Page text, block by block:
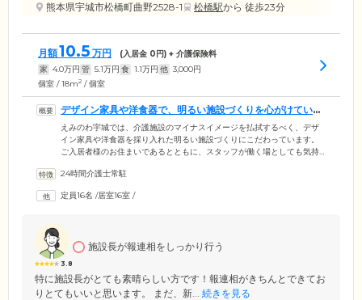
熊本県宇城市松橋町曲野2528-1
松橋駅から 徒歩23分
月額10.5 万円 (入居金 0円) + 介護保険料
家 4.0万円 管 5.1万円 食 1.1万円 他 3,000円
個室 / 18m2 / 個室
デザイン家具や洋食器で、明るい施設づくりを心がけていま
す
えみのわ宇城では、介護施設のマイナスイメージを払拭するべく、デザ
イン家具や洋食器を採り入れた明るい施設づくりにこだわっています。
ご入居者様のお住まいであるとともに、スタッフが働く場としても気持
施設の形」を生み出すことに努めています。介護スタッフは24時間体制
お一人おひとりを尊重したケアをご提供いたします。また、医療機関と
24時間介護士常駐
定員16名 /居室16室 /
3.8
施設長が報連相をしっかり行う
特に施設長がとても素晴らしい方です！報連相がきちんとできてお
りとてもいいと思います。 まだ、新... 続きを見る